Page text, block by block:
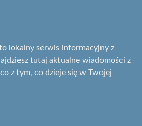
lokalny serwis informacyjny z
tutaj aktualne wiadomości z
z tym, co dzieje się w Twojej